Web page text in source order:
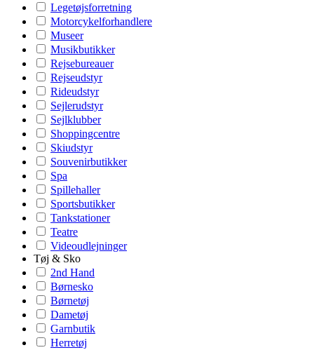
Legetøjsforretning
Motorcykelforhandlere
Museer
Musikbutikker
Rejsebureauer
Rejseudstyr
Rideudstyr
Sejlerudstyr
Sejlklubber
Shoppingcentre
Skiudstyr
Souvenirbutikker
Spa
Spillehaller
Sportsbutikker
Tankstationer
Teatre
Videoudlejninger
Tøj & Sko
2nd Hand
Børnesko
Børnetøj
Dametøj
Garnbutik
Herretøj